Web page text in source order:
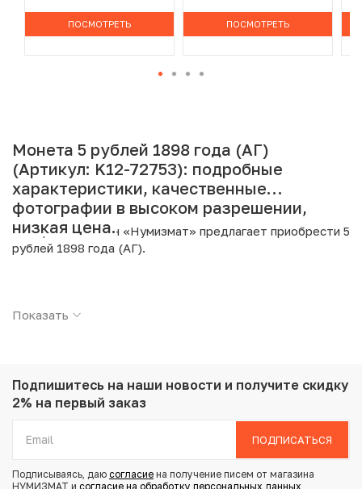
ПОСМОТРЕТЬ ПОСМОТРЕТЬ
Монета 5 рублей 1898 года (АГ)
(Артикул: K12-72753): подробные
характеристики, качественные
фотографии в высоком разрешении,
низкая цена.
Интернет магазин «Нумизмат» предлагает приобрести 5
рублей 1898 года (АГ).
Страна: Российская Империя
Металл: Золото
Проба: 900
Показать
Подпишитесь на наши новости и получите скидку
2% на первый заказ
ПОДПИСАТЬСЯ
Подписываясь, даю согласие на получение писем от магазина
НУМИЗМАТ и согласие на обработку персональных данных